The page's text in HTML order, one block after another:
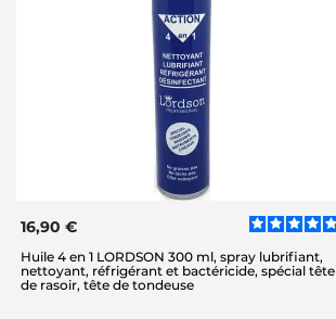
16,90 €
Huile 4 en 1 LORDSON 300 ml, spray lubrifiant,
nettoyant, réfrigérant et bactéricide, spécial tête
de rasoir, tête de tondeuse